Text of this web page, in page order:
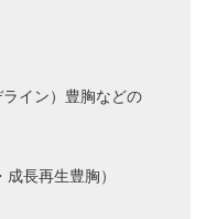
イン）豊胸などの
長再生豊胸）